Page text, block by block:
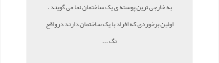
به خارجی ترین پوسته ی یک ساختمان نما می گویند .
اولین برخوردی که افراد با یک ساختمان دارند درواقع
نگ ...